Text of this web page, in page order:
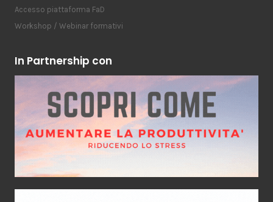
Accesso piattaforma FaD
Workshop / Webinar formativi
In Partnership con